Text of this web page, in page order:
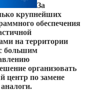
За
крупнейших
обеспечения
на территории
большим
организовать
центр по замене